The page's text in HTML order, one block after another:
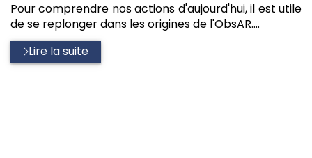
Pour comprendre nos actions d'aujourd'hui, il est utile
de se replonger dans les origines de l'ObsAR....
Lire la suite